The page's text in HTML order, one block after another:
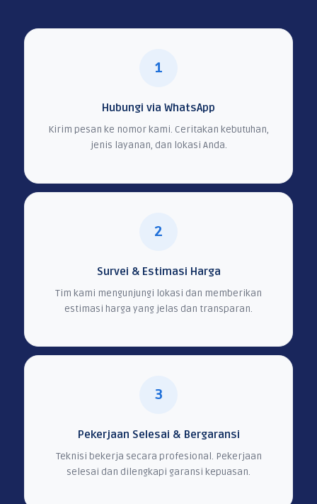
1
Hubungi via WhatsApp
Kirim pesan ke nomor kami. Ceritakan kebutuhan,
jenis layanan, dan lokasi Anda.
2
Survei & Estimasi Harga
Tim kami mengunjungi lokasi dan memberikan
estimasi harga yang jelas dan transparan.
3
Pekerjaan Selesai & Bergaransi
Teknisi bekerja secara profesional. Pekerjaan
selesai dan dilengkapi garansi kepuasan.